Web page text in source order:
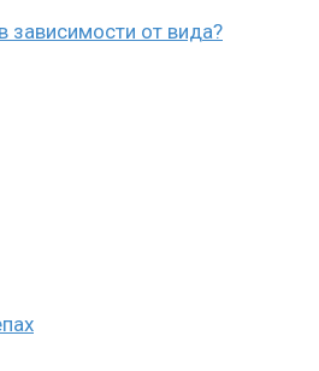
зависимости от вида?